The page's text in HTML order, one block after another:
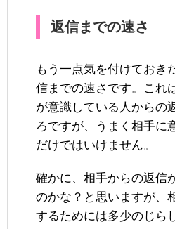
返信までの速さ
もう一点気を付けておき
信までの速さです。これ
が意識している人からの
ろですが、うまく相手に
だけではいけません。
確かに、相手からの返信
のかな？と思いますが、
するためには多少のじら